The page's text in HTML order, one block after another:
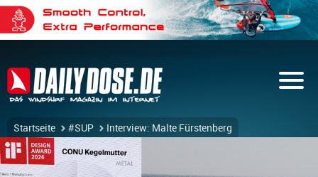
Startseite #SUP Interview: Malte Fürstenberg